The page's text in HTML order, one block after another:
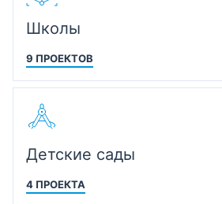
Школы
9 ПРОЕКТОВ
Детские сады
4 ПРОЕКТА